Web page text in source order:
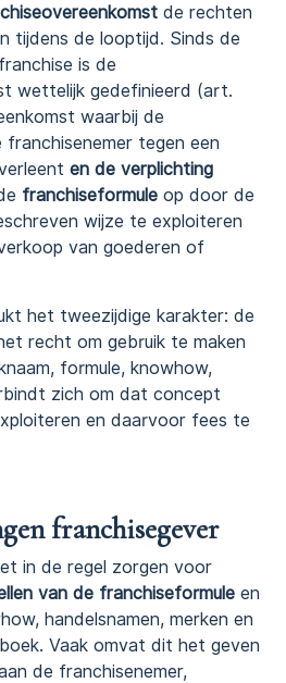
de rechten
tijdens de looptijd. Sinds de
is de
wettelijk gedefinieerd (art.
waarbij de
tegen een
en de verplichting
franchiseformule op door de
wijze te exploiteren
van goederen of
het tweezijdige karakter: de
recht om gebruik te maken
formule, knowhow,
zich om dat concept
en daarvoor fees te
franchisegever
in de regel zorgen voor
van de franchiseformule en
handelsnamen, merken en
Vaak omvat dit het geven
de franchisenemer,